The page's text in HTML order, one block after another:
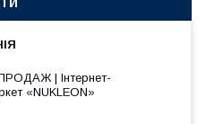
| Інтернет-
«NUKLEON»